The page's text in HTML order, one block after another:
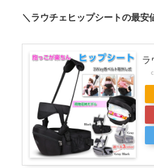
＼ラウチェヒップシートの最安
ラ